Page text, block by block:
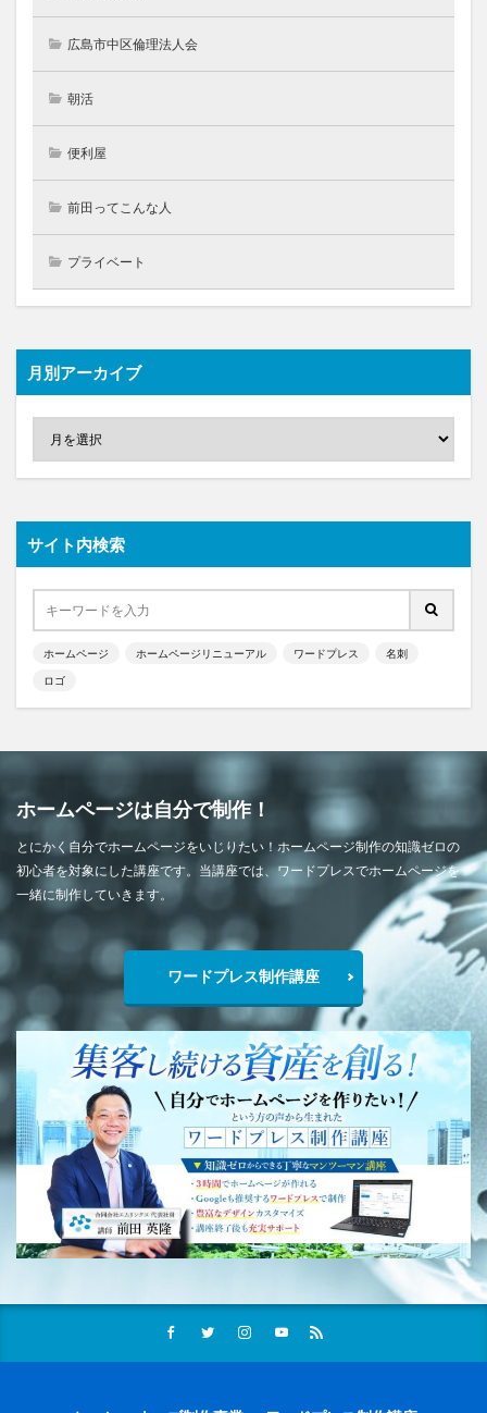
広島市中区倫理法人会
朝活
便利屋
前田ってこんな人
プライベート
月別アーカイブ
サイト内検索
ホームページ ホームページリニューアル ワードプレス 名刺
ロゴ
ホームページは自分で制作！
とにかく自分でホームページをいじりたい！ホームページ制作の知識ゼロの
初心者を対象にした講座です。当講座では、ワードプレスでホームページを
一緒に制作していきます。
ワードプレス制作講座